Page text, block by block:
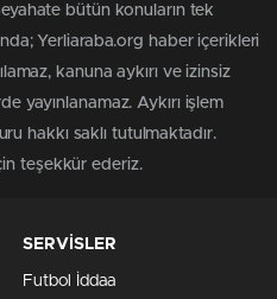
bütün konuların tek
Yerliaraba.org haber içerikleri
kanuna aykırı ve izinsiz
yayınlanamaz. Aykırı işlem
hakkı saklı tutulmaktadır.
teşekkür ederiz.
SERVİSLER
Futbol İddaa